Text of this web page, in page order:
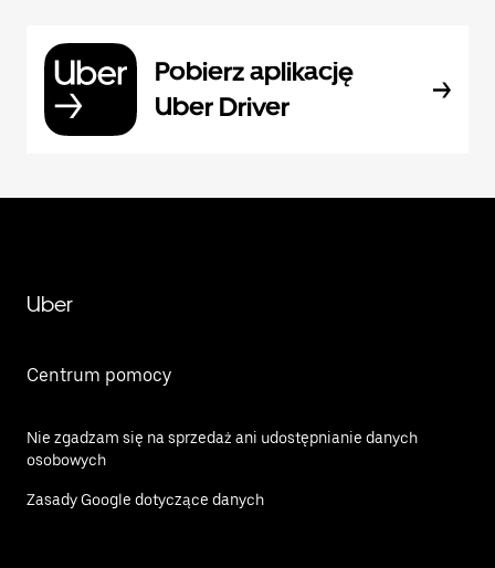
Pobierz aplikację
Uber Driver
Uber
Centrum pomocy
Nie zgadzam się na sprzedaż ani udostępnianie danych
osobowych
Zasady Google dotyczące danych